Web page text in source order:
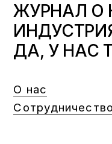
ЖУРНАЛ О
ДА, У НАС
О нас
Сотрудничество